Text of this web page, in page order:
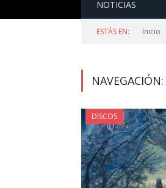
NOTICIAS
ESTÁS EN: Inicio
NAVEGACIÓN:
DISCOS